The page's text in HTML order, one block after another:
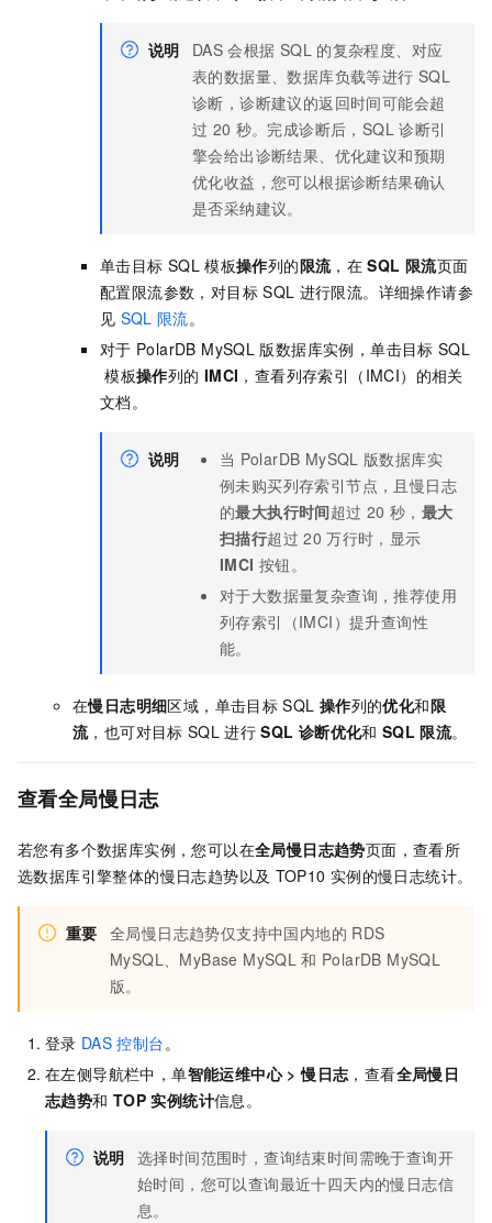
说明 DAS 会根据 SQL 的复杂程度、对应
表的数据量、数据库负载等进行 SQL
诊断，诊断建议的返回时间可能会超
过 20 秒。完成诊断后，SQL 诊断引
擎会给出诊断结果、优化建议和预期
优化收益，您可以根据诊断结果确认
是否采纳建议。
单击目标 SQL 模板操作列的限流，在 SQL 限流页面
配置限流参数，对目标 SQL 进行限流。详细操作请参
见 SQL 限流。
对于 PolarDB MySQL 版数据库实例，单击目标 SQL
模板操作列的 IMCI ，查看列存索引（IMCI）的相关
文档。
说明 当 PolarDB MySQL 版数据库实
例未购买列存索引节点，且慢日志
的最大执行时间超过 20 秒， 最大
扫描行超过 20 万行时，显示
IMCI 按钮。
对于大数据量复杂查询，推荐使用
列存索引（IMCI）提升查询性
能。
在慢日志明细区域，单击目标 SQL 操作列的优化和限
流，也可对目标 SQL 进行 SQL 诊断优化和 SQL 限流。
查看全局慢日志
若您有多个数据库实例，您可以在全局慢日志趋势页面，查看所
选数据库引擎整体的慢日志趋势以及 TOP10 实例的慢日志统计。
重要 全局慢日志趋势仅支持中国内地的 RDS
MySQL、 MyBase MySQL 和 PolarDB MySQL
版。
登录 DAS 控制台。
在左侧导航栏中，单智能运维中心 > 慢日志，查看全局慢日
志趋势和 TOP 实例统计信息。
说明 选择时间范围时，查询结束时间需晚于查询开
始时间，您可以查询最近十四天内的慢日志信
息。